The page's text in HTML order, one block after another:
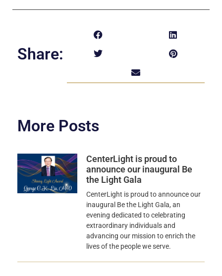
Share:
More Posts
CenterLight is proud to
announce our inaugural Be
the Light Gala
CenterLight is proud to announce our
inaugural Be the Light Gala, an
evening dedicated to celebrating
extraordinary individuals and
advancing our mission to enrich the
lives of the people we serve.